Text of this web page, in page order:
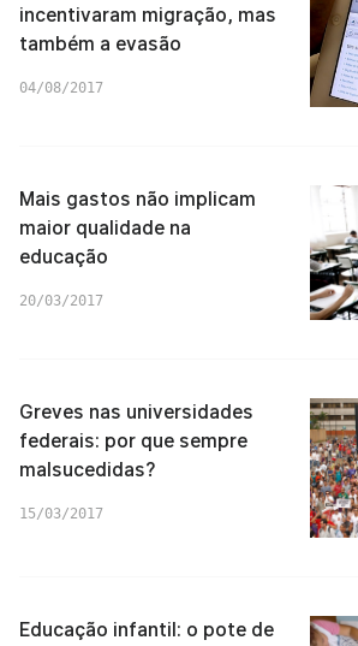
incentivaram migração, mas
também a evasão
04/08/2017
Mais gastos não implicam
maior qualidade na
educação
20/03/2017
Greves nas universidades
federais: por que sempre
malsucedidas?
15/03/2017
Educação infantil: o pote de